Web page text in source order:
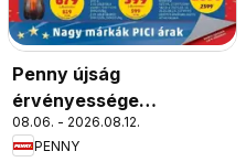
Penny újság
érvényessége
2026.08.12-ig
08.06. - 2026.08.12.
PENNY